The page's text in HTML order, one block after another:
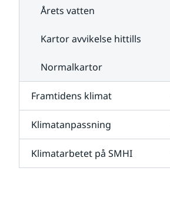
Årets vatten
Kartor avvikelse hittills
Normalkartor
Framtidens klimat
Klimatanpassning
Klimatarbetet på SMHI